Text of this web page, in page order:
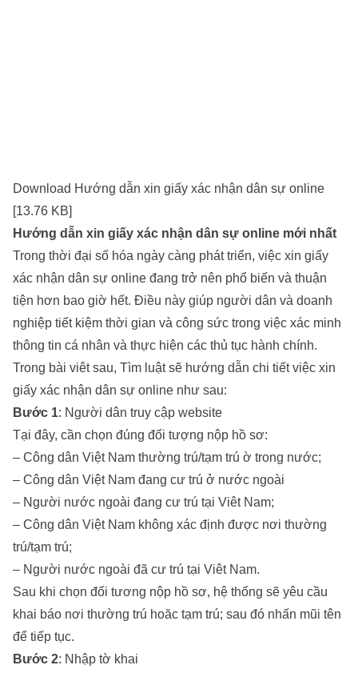
Download Hướng dẫn xin giấy xác nhận dân sự online
[13.76 KB]
Hướng dẫn xin giấy xác nhận dân sự online mới nhất
Trong thời đại số hóa ngày càng phát triển, việc xin giấy
xác nhận dân sự online đang trở nên phổ biến và thuận
tiện hơn bao giờ hết. Điều này giúp người dân và doanh
nghiệp tiết kiệm thời gian và công sức trong việc xác minh
thông tin cá nhân và thực hiện các thủ tục hành chính.
Trong bài viêt sau, Tìm luật sẽ hướng dẫn chi tiết việc xin
giấy xác nhận dân sự online như sau:
Bước 1: Người dân truy cập website
Tại đây, cần chọn đúng đối tượng nộp hồ sơ:
– Công dân Việt Nam thường trú/tạm trú ờ trong nước;
– Công dân Việt Nam đang cư trú ở nước ngoài
– Người nước ngoài đang cư trú tại Viêt Nam;
– Công dân Việt Nam không xác định được nơi thường
trú/tạm trú;
– Người nước ngoài đã cư trú tại Viêt Nam.
Sau khi chọn đối tương nộp hồ sơ, hệ thống sẽ yêu cầu
khai báo nơi thường trú hoăc tạm trú; sau đó nhấn mũi tên
để tiếp tục.
Bước 2: Nhập tờ khai